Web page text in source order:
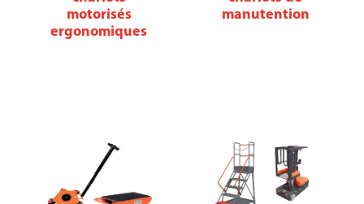
motorisés
ergonomiques
manutention